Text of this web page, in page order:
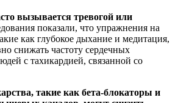
вызывается тревогой или
показали, что упражнения на
как глубокое дыхание и медитация,
снижать частоту сердечных
с тахикардией, связанной со
такие как бета-блокаторы и